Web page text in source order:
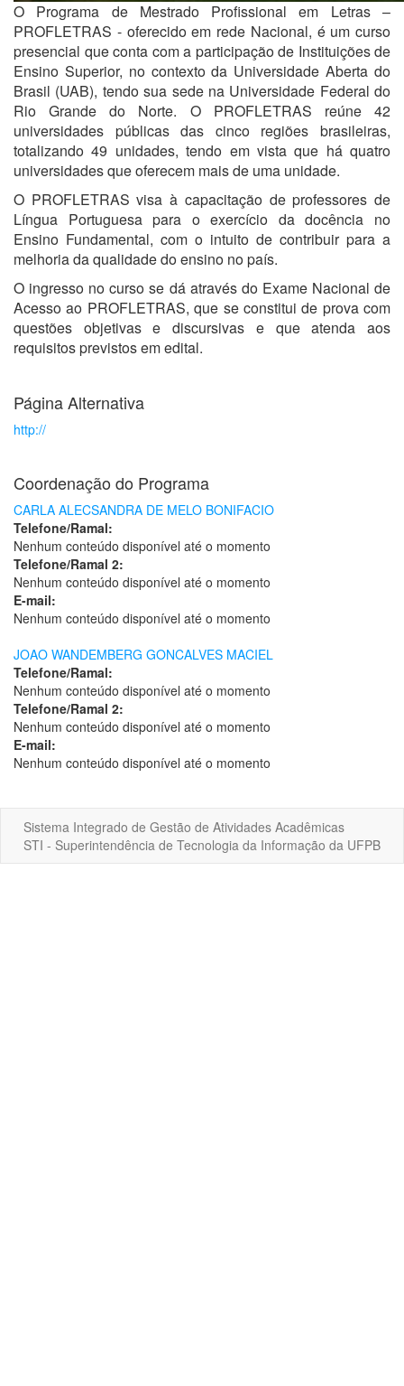
O Programa de Mestrado Profissional em Letras –
PROFLETRAS - oferecido em rede Nacional, é um curso
presencial que conta com a participação de Instituições de
Ensino Superior, no contexto da Universidade Aberta do
Brasil (UAB), tendo sua sede na Universidade Federal do
Rio Grande do Norte. O PROFLETRAS reúne 42
universidades públicas das cinco regiões brasileiras,
totalizando 49 unidades, tendo em vista que há quatro
universidades que oferecem mais de uma unidade.
O PROFLETRAS visa à capacitação de professores de
Língua Portuguesa para o exercício da docência no
Ensino Fundamental, com o intuito de contribuir para a
melhoria da qualidade do ensino no país.
O ingresso no curso se dá através do Exame Nacional de
Acesso ao PROFLETRAS, que se constitui de prova com
questões objetivas e discursivas e que atenda aos
requisitos previstos em edital.
Página Alternativa
http://
Coordenação do Programa
CARLA ALECSANDRA DE MELO BONIFACIO
Telefone/Ramal:
Nenhum conteúdo disponível até o momento
Telefone/Ramal 2:
Nenhum conteúdo disponível até o momento
E-mail:
Nenhum conteúdo disponível até o momento
JOAO WANDEMBERG GONCALVES MACIEL
Telefone/Ramal:
Nenhum conteúdo disponível até o momento
Telefone/Ramal 2:
Nenhum conteúdo disponível até o momento
E-mail:
Nenhum conteúdo disponível até o momento
Sistema Integrado de Gestão de Atividades Acadêmicas
STI - Superintendência de Tecnologia da Informação da UFPB